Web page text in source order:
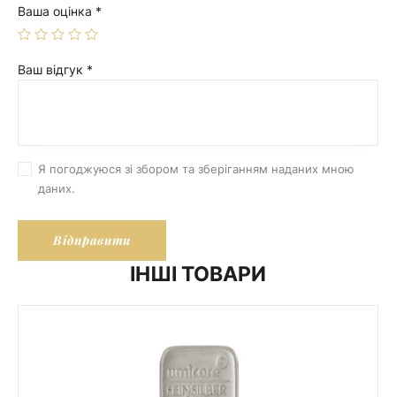
Ваша оцінка *
Ваш відгук *
Я погоджуюся зі збором та зберіганням наданих мною
даних.
ІНШІ ТОВАРИ